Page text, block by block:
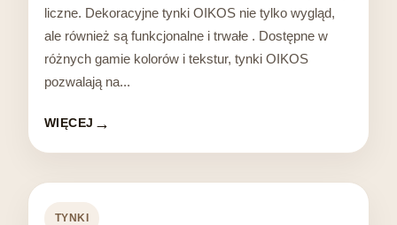
liczne. Dekoracyjne tynki OIKOS nie tylko wygląd,
ale również są funkcjonalne i trwałe . Dostępne w
różnych gamie kolorów i tekstur, tynki OIKOS
pozwalają na...
WIĘCEJ
TYNKI